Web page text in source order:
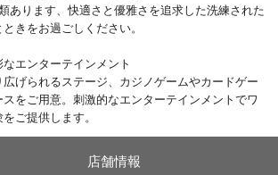
あります、快適さと優雅さを追求した洗練された
きをお過ごしください。
エンターテインメント
げられるステージ、カジノゲームやカードゲー
をご用意。刺激的なエンターテインメントでワ
ご提供します。
店舗情報